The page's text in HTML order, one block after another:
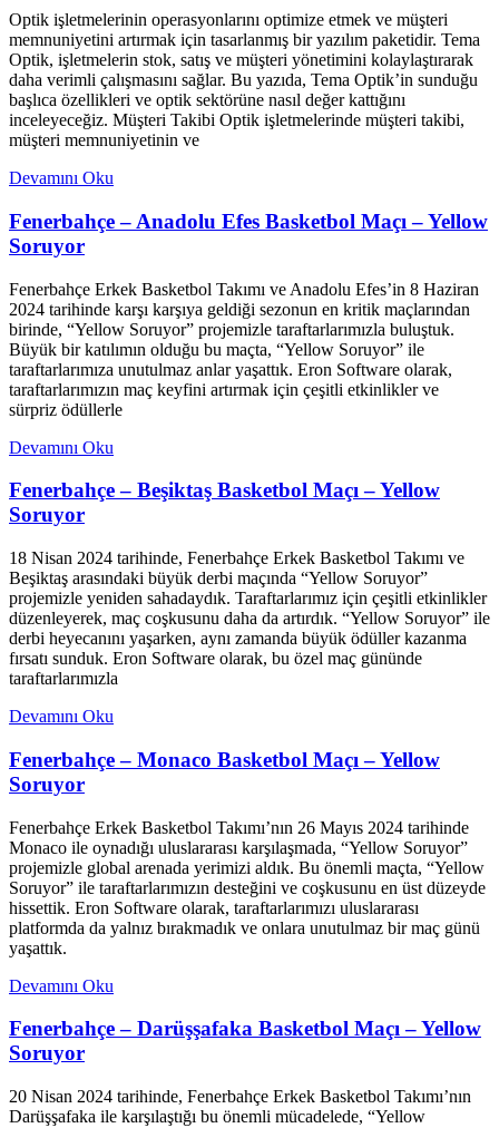
Optik işletmelerinin operasyonlarını optimize etmek ve müşteri
memnuniyetini artırmak için tasarlanmış bir yazılım paketidir. Tema
Optik, işletmelerin stok, satış ve müşteri yönetimini kolaylaştırarak
daha verimli çalışmasını sağlar. Bu yazıda, Tema Optik’in sunduğu
başlıca özellikleri ve optik sektörüne nasıl değer kattığını
inceleyeceğiz. Müşteri Takibi Optik işletmelerinde müşteri takibi,
müşteri memnuniyetinin ve
Devamını Oku
Fenerbahçe – Anadolu Efes Basketbol Maçı – Yellow
Soruyor
Fenerbahçe Erkek Basketbol Takımı ve Anadolu Efes’in 8 Haziran
2024 tarihinde karşı karşıya geldiği sezonun en kritik maçlarından
birinde, “Yellow Soruyor” projemizle taraftarlarımızla buluştuk.
Büyük bir katılımın olduğu bu maçta, “Yellow Soruyor” ile
taraftarlarımıza unutulmaz anlar yaşattık. Eron Software olarak,
taraftarlarımızın maç keyfini artırmak için çeşitli etkinlikler ve
sürpriz ödüllerle
Devamını Oku
Fenerbahçe – Beşiktaş Basketbol Maçı – Yellow
Soruyor
18 Nisan 2024 tarihinde, Fenerbahçe Erkek Basketbol Takımı ve
Beşiktaş arasındaki büyük derbi maçında “Yellow Soruyor”
projemizle yeniden sahadaydık. Taraftarlarımız için çeşitli etkinlikler
düzenleyerek, maç coşkusunu daha da artırdık. “Yellow Soruyor” ile
derbi heyecanını yaşarken, aynı zamanda büyük ödüller kazanma
fırsatı sunduk. Eron Software olarak, bu özel maç gününde
taraftarlarımızla
Devamını Oku
Fenerbahçe – Monaco Basketbol Maçı – Yellow
Soruyor
Fenerbahçe Erkek Basketbol Takımı’nın 26 Mayıs 2024 tarihinde
Monaco ile oynadığı uluslararası karşılaşmada, “Yellow Soruyor”
projemizle global arenada yerimizi aldık. Bu önemli maçta, “Yellow
Soruyor” ile taraftarlarımızın desteğini ve coşkusunu en üst düzeyde
hissettik. Eron Software olarak, taraftarlarımızı uluslararası
platformda da yalnız bırakmadık ve onlara unutulmaz bir maç günü
yaşattık.
Devamını Oku
Fenerbahçe – Darüşşafaka Basketbol Maçı – Yellow
Soruyor
20 Nisan 2024 tarihinde, Fenerbahçe Erkek Basketbol Takımı’nın
Darüşşafaka ile karşılaştığı bu önemli mücadelede, “Yellow